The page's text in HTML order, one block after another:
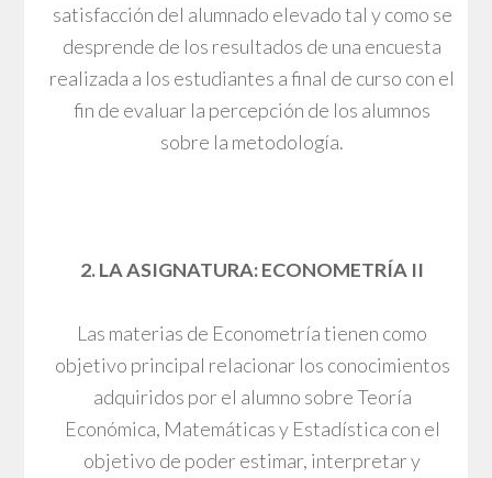
satisfacción del alumnado elevado tal y como se
desprende de los resultados de una encuesta
realizada a los estudiantes a final de curso con el
fin de evaluar la percepción de los alumnos
sobre la metodología.
2. LA ASIGNATURA: ECONOMETRÍA II
Las materias de Econometría tienen como
objetivo principal relacionar los conocimientos
adquiridos por el alumno sobre Teoría
Económica, Matemáticas y Estadística con el
objetivo de poder estimar, interpretar y